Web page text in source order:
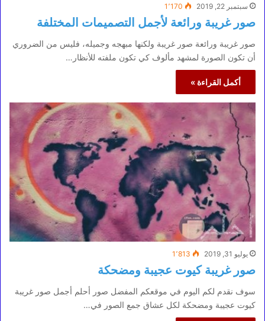
سبتمبر 22, 2019 1٬170
صور غريبة ورائعة لأجمل التصميمات المختلفة
صور غريبة ورائعة صور غريبة ولكنها مبهجه وجميله، فليس من الضروري
أن تكون الصورة لمشهد مألوف كي تكون ملفته للأنظار…
أكمل القراءة »
يوليو 31, 2019 1٬813
صور غريبة كيوت عجيبة ومضحكة
سوف نقدم لكم اليوم في موقعكم المفضل صور أحلم أجمل صور غريبة
كيوت عجيبة ومضحكة لكل عشاق جمع الصور في…